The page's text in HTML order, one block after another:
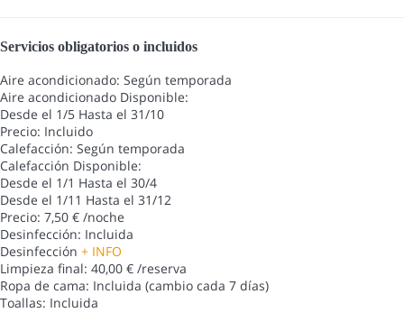
Servicios obligatorios o incluidos
Aire acondicionado: Según temporada
Aire acondicionado Disponible:
Desde el 1/5 Hasta el 31/10
Precio: Incluido
Calefacción: Según temporada
Calefacción Disponible:
Desde el 1/1 Hasta el 30/4
Desde el 1/11 Hasta el 31/12
Precio: 7,50 € /noche
Desinfección: Incluida
Desinfección + INFO
Limpieza final: 40,00 € /reserva
Ropa de cama: Incluida (cambio cada 7 días)
Toallas: Incluida